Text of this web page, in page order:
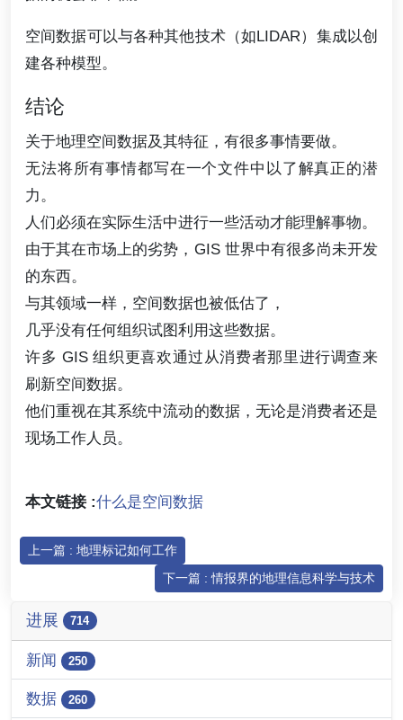
空间数据可以与各种其他技术（如LIDAR）集成以创
建各种模型。
结论
关于地理空间数据及其特征，有很多事情要做。
无法将所有事情都写在一个文件中以了解真正的潜
力。
人们必须在实际生活中进行一些活动才能理解事物。
由于其在市场上的劣势，GIS 世界中有很多尚未开发
的东西。
与其领域一样，空间数据也被低估了，
几乎没有任何组织试图利用这些数据。
许多 GIS 组织更喜欢通过从消费者那里进行调查来
刷新空间数据。
他们重视在其系统中流动的数据，无论是消费者还是
现场工作人员。
本文链接 :什么是空间数据
上一篇 : 地理标记如何工作
下一篇 : 情报界的地理信息科学与技术
进展 714
新闻 250
数据 260